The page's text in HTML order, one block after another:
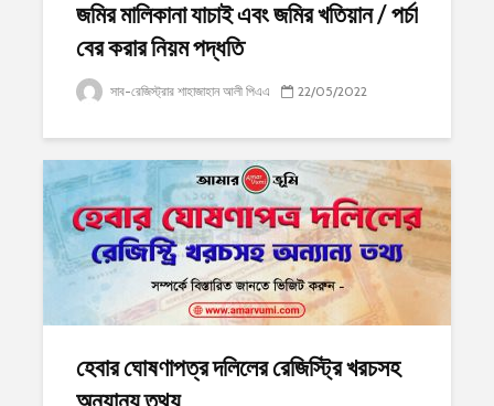
জমির মালিকানা যাচাই এবং জমির খতিয়ান / পর্চা
বের করার নিয়ম পদ্ধতি
সাব-রেজিস্ট্রার শাহাজাহান আলী পিএএ 22/05/2022
হেবার ঘোষণাপত্র দলিলের রেজিস্ট্রি খরচসহ
অন্যান্য তথ্য